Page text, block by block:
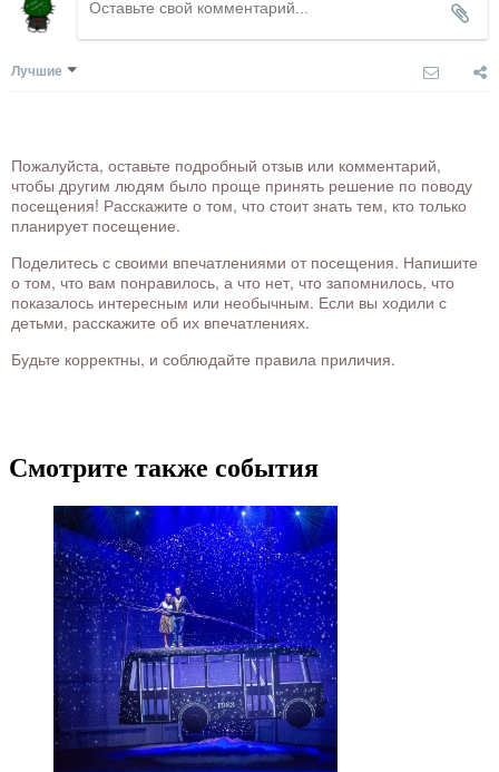
Лучшие
Пожалуйста, оставьте подробный отзыв или комментарий,
чтобы другим людям было проще принять решение по поводу
посещения! Расскажите о том, что стоит знать тем, кто только
планирует посещение.
Поделитесь с своими впечатлениями от посещения. Напишите
о том, что вам понравилось, а что нет, что запомнилось, что
показалось интересным или необычным. Если вы ходили с
детьми, расскажите об их впечатлениях.
Будьте корректны, и соблюдайте правила приличия.
Смотрите также события